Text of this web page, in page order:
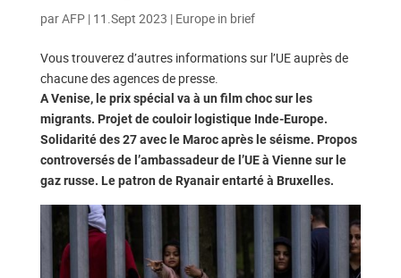
parAFP| 11.Sept 2023 | Europe in brief
Vous trouverez d’autres informations sur l’UE auprès de
chacune des agences de presse.
A Venise, le prix spécial va à un film choc sur les
migrants. Projet de couloir logistique Inde-Europe.
Solidarité des 27 avec le Maroc après le séisme. Propos
controversés de l’ambassadeur de l’UE à Vienne sur le
gaz russe. Le patron de Ryanair entarté à Bruxelles.